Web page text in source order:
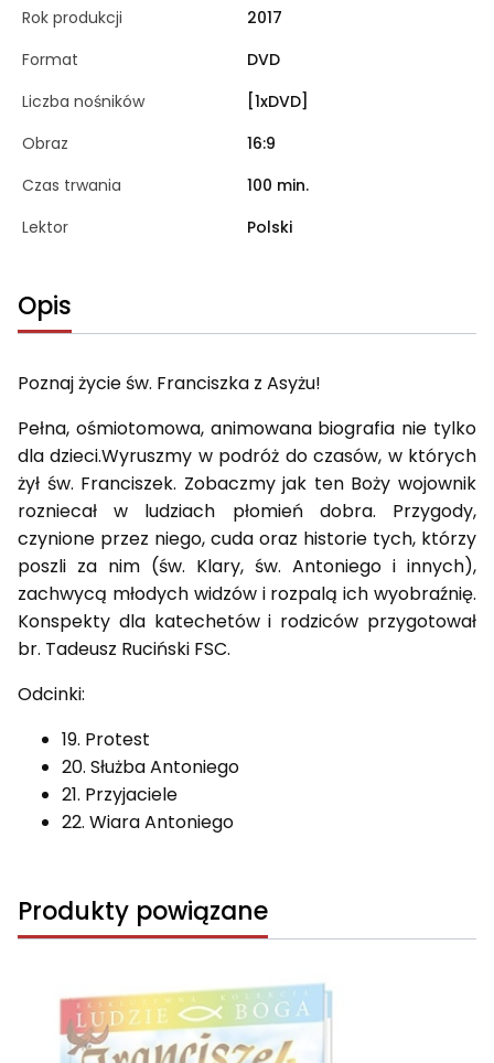
Rok produkcji
2017
Format
DVD
Liczba nośników
[1xDVD]
Obraz
16:9
Czas trwania
100 min.
Lektor
Polski
Opis
Poznaj życie św. Franciszka z Asyżu!
Pełna, ośmiotomowa, animowana biografia nie tylko
dla dzieci.Wyruszmy w podróż do czasów, w których
żył św. Franciszek. Zobaczmy jak ten Boży wojownik
rozniecał w ludziach płomień dobra. Przygody,
czynione przez niego, cuda oraz historie tych, którzy
poszli za nim (św. Klary, św. Antoniego i innych),
zachwycą młodych widzów i rozpalą ich wyobraźnię.
Konspekty dla katechetów i rodziców przygotował
br. Tadeusz Ruciński FSC.
Odcinki:
19. Protest
20. Służba Antoniego
21. Przyjaciele
22. Wiara Antoniego
Produkty powiązane